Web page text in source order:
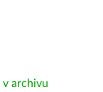
v archivu